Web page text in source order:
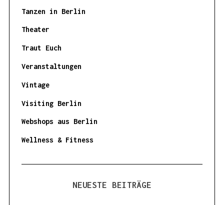
Tanzen in Berlin
Theater
Traut Euch
Veranstaltungen
Vintage
Visiting Berlin
Webshops aus Berlin
Wellness & Fitness
NEUESTE BEITRÄGE